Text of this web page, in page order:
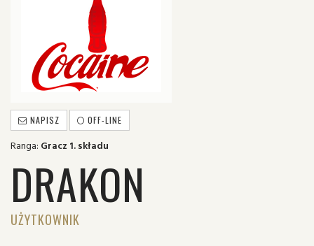
NAPISZ OFF-LINE
Ranga: Gracz 1. składu
DRAKON
UŻYTKOWNIK